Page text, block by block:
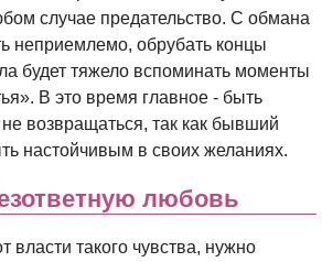
случае предательство. С обмана
неприемлемо, обрубать концы
будет тяжело вспоминать моменты
В это время главное - быть
возвращаться, так как бывший
настойчивым в своих желаниях.
любовь
власти такого чувства, нужно